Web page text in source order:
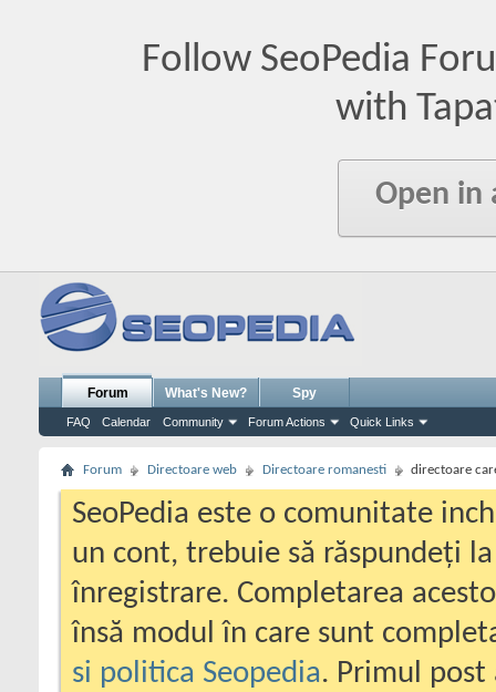
Follow SeoPedia
with
Open in
Forum
FAQ Calendar Community Forum Actions Quick Links
What's New? Spy
Forum Directoare web Directoare romanesti directoare
SeoPedia este o comunitate
un cont, trebuie să răspundeți
înregistrare. Completarea
însă modul în care sunt
si politica Seopedia. Primul